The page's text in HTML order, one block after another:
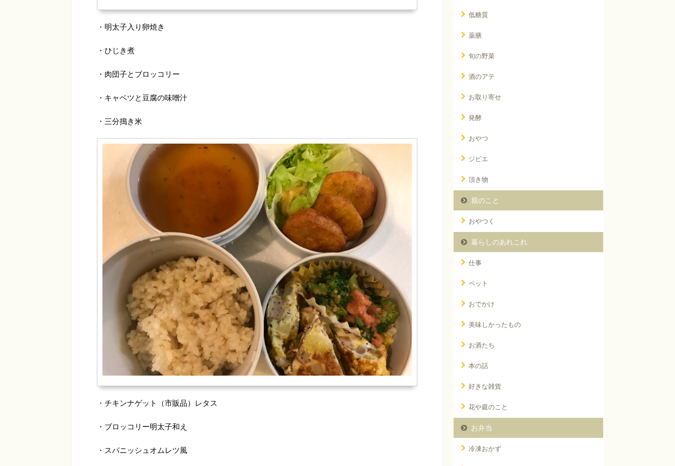
・明太子入り卵焼き
・ひじき煮
・肉団子とブロッコリー
・キャベツと豆腐の味噌汁
・三分搗き米
・チキンナゲット（市販品）レタス
・ブロッコリー明太子和え
・スパニッシュオムレツ風
低糖質
薬膳
旬の野菜
酒のアテ
お取り寄せ
発酵
おやつ
ジビエ
頂き物
親のこと
おやつく
暮らしのあれこれ
仕事
ペット
おでかけ
美味しかったもの
お酒たち
本の話
好きな雑貨
花や庭のこと
お弁当
冷凍おかず